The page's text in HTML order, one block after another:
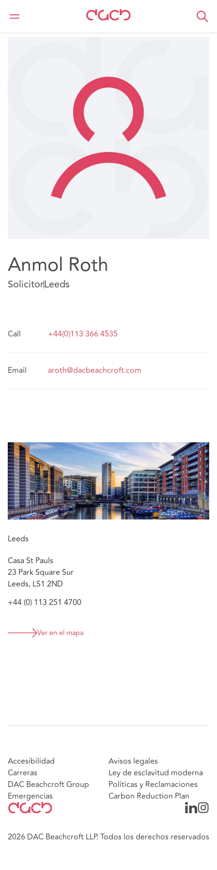
DAC Beachcroft Nuestro personal
Anmol Roth
SolicitorLeeds
Call +44(0)113 366 4535
Email aroth@dacbeachcroft.com
Leeds
Casa St Pauls
23 Park Square Sur
Leeds, LS1 2ND
+44 (0) 113 251 4700
Ver en el mapa
Accesibilidad
Carreras
DAC Beachcroft Group
Emergencias
Avisos legales
Ley de esclavitud moderna
Políticas y Reclamaciones
Carbon Reduction Plan
2026 DAC Beachcroft LLP. Todos los derechos reservados